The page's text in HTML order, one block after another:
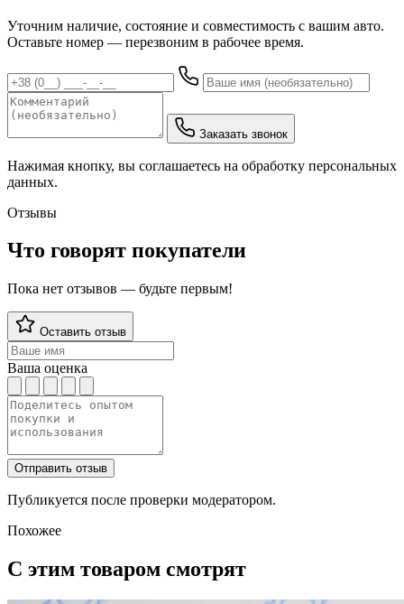
Уточним наличие, состояние и совместимость с вашим авто.
Оставьте номер — перезвоним в рабочее время.
Заказать звонок
Нажимая кнопку, вы соглашаетесь на обработку персональных
данных.
Отзывы
Что говорят покупатели
Пока нет отзывов — будьте первым!
Оставить отзыв
Ваша оценка
Отправить отзыв
Публикуется после проверки модератором.
Похожее
С этим товаром смотрят